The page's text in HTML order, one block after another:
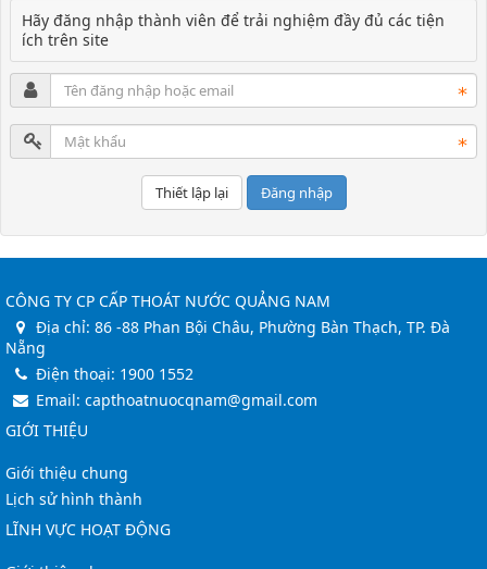
Hãy đăng nhập thành viên để trải nghiệm đầy đủ các tiện
ích trên site
Đăng nhập
CÔNG TY CP CẤP THOÁT NƯỚC QUẢNG NAM
Địa chỉ: 86 -88 Phan Bội Châu, Phường Bàn Thạch, TP. Đà
Nẵng
Điện thoại: 1900 1552
Email: capthoatnuocqnam@gmail.com
GIỚI THIỆU
Giới thiệu chung
Lịch sử hình thành
LĨNH VỰC HOẠT ĐỘNG